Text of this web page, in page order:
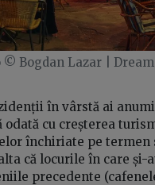
© Bogdan Lazar |
în vârstă ai
odată cu creșterea
închiriate pe termen
că locurile în care
precedente